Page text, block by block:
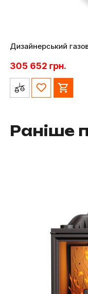
Дизайнерський
305 652 грн.
Раніше